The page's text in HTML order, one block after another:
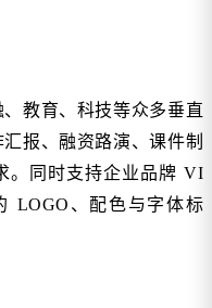
教育、科技等众多垂直
报、融资路演、课件制
。同时支持企业品牌 VI
LOGO、配色与字体标